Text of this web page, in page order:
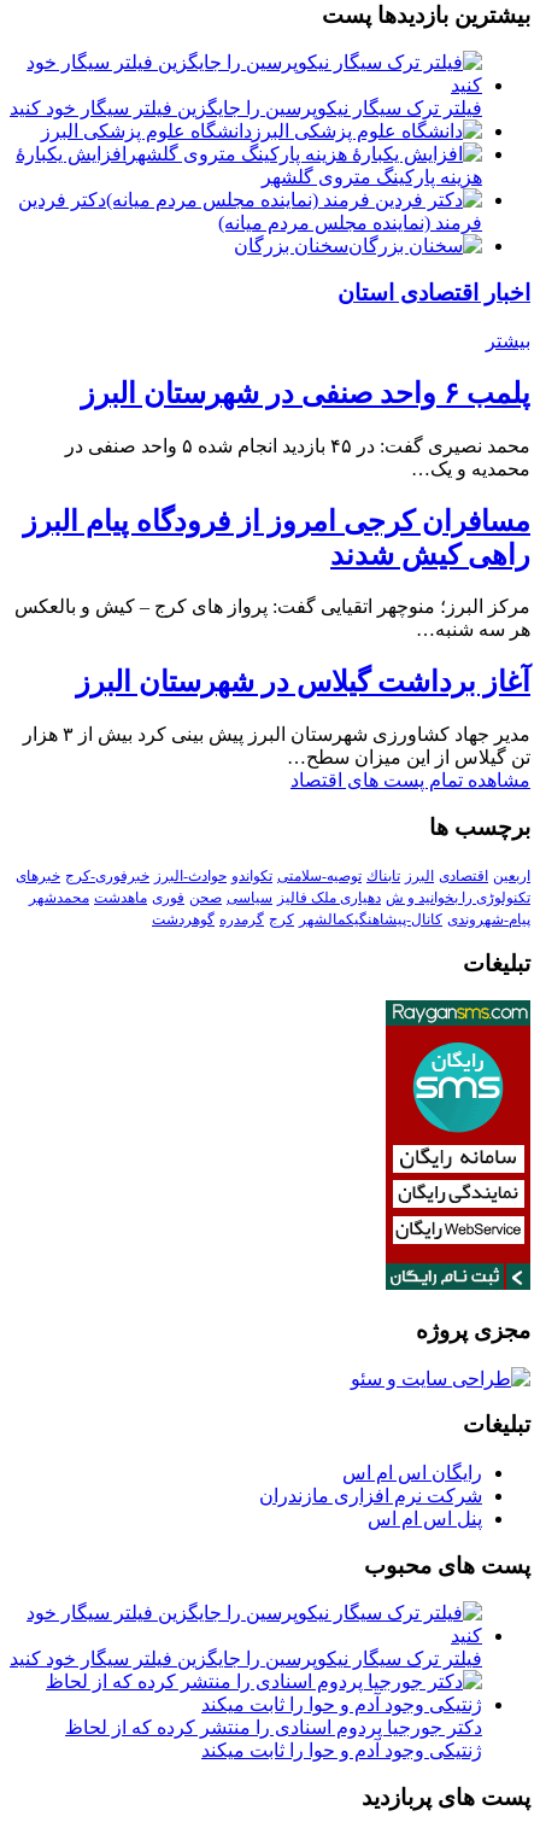
بیشترین بازدیدها پست
فیلتر ترک سیگار نیکوپرسین را جایگزین فیلتر سیگار خود کنید
دانشگاه علوم پزشکی البرز
افزایش یکبارۀ
هزینه پارکینگ متروی گلشهر
دكتر فردين
فرمند (نماينده مجلس مردم میانه)
سخنان بزرگان
اخبار اقتصادی استان
بیشتر
پلمب ۶ واحد صنفی در شهرستان البرز
محمد نصیری گفت: در ۴۵ بازدید انجام شده ۵ واحد صنفی در
محمدیه و یک…
مسافران کرجی امروز از فرودگاه پیام البرز
راهی کیش شدند
مرکز البرز؛ منوچهر اتقیایی گفت: پرواز های کرج – کیش و بالعکس
هر سه شنبه…
آغاز برداشت گیلاس در شهرستان البرز
مدیر جهاد کشاورزی شهرستان البرز پیش بینی کرد بیش از ۳ هزار
تن گیلاس از این میزان سطح…
مشاهده تمام پست های اقتصاد
برچسب ها
اربعین اقتصادی البرز تابناك توصیه-سلامتی تکواندو حوادث-البرز خبرفوری-کرج خبرهای
تکنولوڑی را بخوانید و ش دهیاری ملک فالیز سیاسی صحن فوری ماهدشت محمدشهر
پیام-شهروندی کانال-پیشاهنگیکمالشهر کرج گرمدره گوهردشت
تبلیغات
مجزی پروژه
تبلیغات
رایگان اس ام اس
شرکت نرم افزاری مازندران
پنل اس ام اس
پست های محبوب
فیلتر ترک سیگار نیکوپرسین را جایگزین فیلتر سیگار خود کنید
دکتر جورجیا پردوم اسنادی را منتشر کرده که از لحاظ
ژنتیکی وجود آدم و حوا را ثابت میکند
پست های پربازدید